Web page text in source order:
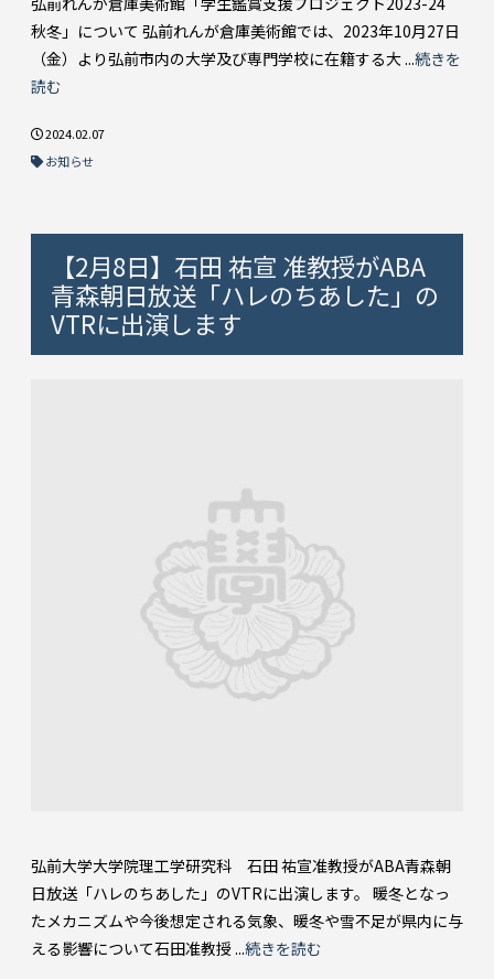
秋冬」について 弘前れんが倉庫美術館では、2023年10月27日
（金）より弘前市内の大学及び専門学校に在籍する大 ...続きを
読む
2024.02.07
お知らせ
【2月8日】石田 祐宣 准教授がABA
青森朝日放送「ハレのちあした」の
VTRに出演します
弘前大学大学院理工学研究科 石田 祐宣准教授がABA青森朝
日放送「ハレのちあした」のVTRに出演します。 暖冬となっ
たメカニズムや今後想定される気象、暖冬や雪不足が県内に与
える影響について石田准教授 ...続きを読む